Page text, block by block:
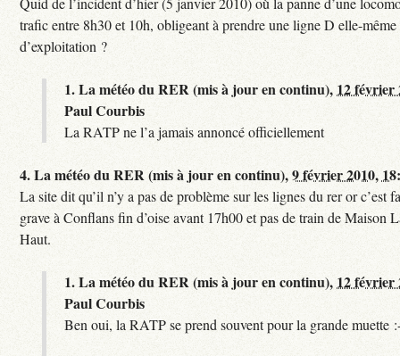
trafic entre 8h30 et 10h, obligeant à prendre une ligne D elle-
d’exploitation ?
1.La météo du RER (mis à jour en continu), 12 février
Paul Courbis
La RATP ne l’a jamais annoncé officiellement
4.La météo du RER (mis à jour en continu),9 février 2010,
La site dit qu’il n’y a pas de problème sur les lignes du rer or c’est
grave à Conflans fin d’oise avant 17h00 et pas de train de Maison
Haut.
1.La météo du RER (mis à jour en continu), 12 février
Paul Courbis
Ben oui, la RATP se prend souvent pour la grande muette